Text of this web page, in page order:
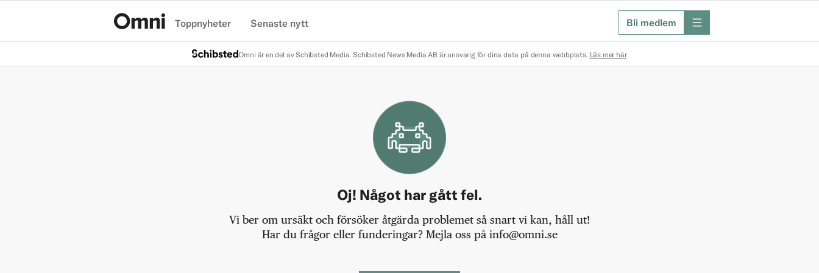
Toppnyheter Senaste nytt Bli medlem meny
Omni är en del av Schibsted Media. Schibsted News Media AB är ansvarig för dina data på denna webbplats. Läs mer här
Oj! Något har gått fel.
Vi ber om ursäkt och försöker åtgärda problemet så snart vi kan, håll ut!
Har du frågor eller funderingar? Mejla oss på info@omni.se